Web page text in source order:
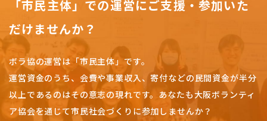
「市民主体」での運営にご支援・参加いた
だけませんか？
ボラ協の運営は「市民主体」です。
運営資金のうち、会費や事業収入、寄付などの民間資金が半分
以上であるのはその意志の現れです。 あなたも大阪ボランティ
ア協会を通じて市民社会づくりに参加しませんか？